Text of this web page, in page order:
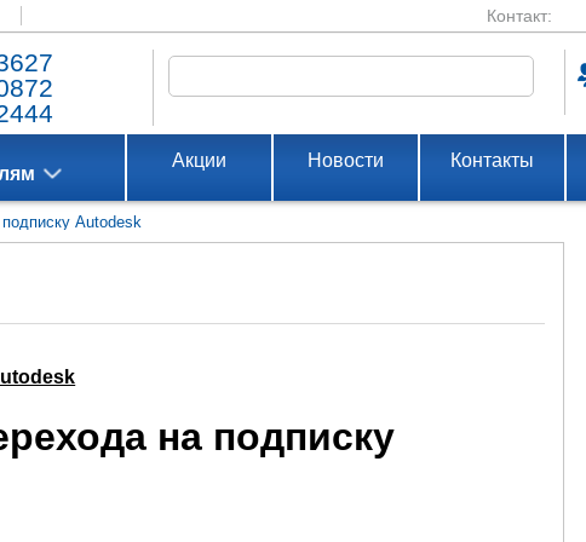
Контакт:
Акции Новости Контакты
Autodesk
на подписку